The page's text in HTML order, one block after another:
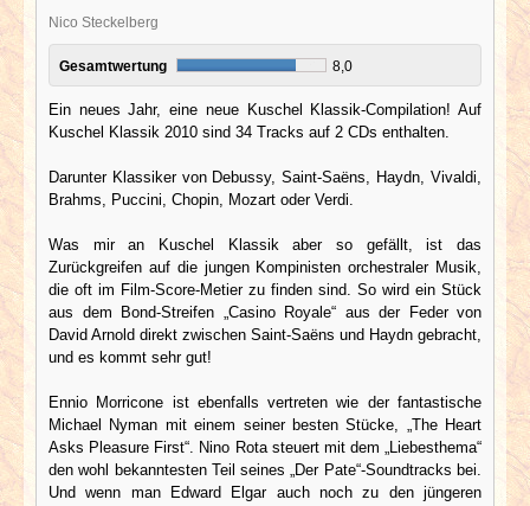
Nico Steckelberg
Gesamtwertung 8,0
Ein neues Jahr, eine neue Kuschel Klassik-Compilation! Auf
Kuschel Klassik 2010 sind 34 Tracks auf 2 CDs enthalten.
Darunter Klassiker von Debussy, Saint-Saëns, Haydn, Vivaldi,
Brahms, Puccini, Chopin, Mozart oder Verdi.
Was mir an Kuschel Klassik aber so gefällt, ist das
Zurückgreifen auf die jungen Kompinisten orchestraler Musik,
die oft im Film-Score-Metier zu finden sind. So wird ein Stück
aus dem Bond-Streifen „Casino Royale“ aus der Feder von
David Arnold direkt zwischen Saint-Saëns und Haydn gebracht,
und es kommt sehr gut!
Ennio Morricone ist ebenfalls vertreten wie der fantastische
Michael Nyman mit einem seiner besten Stücke, „The Heart
Asks Pleasure First“. Nino Rota steuert mit dem „Liebesthema“
den wohl bekanntesten Teil seines „Der Pate“-Soundtracks bei.
Und wenn man Edward Elgar auch noch zu den jüngeren